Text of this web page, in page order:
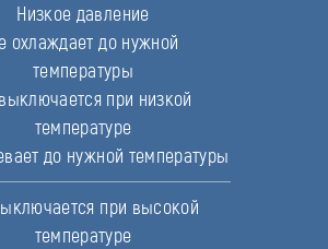
Низкое давление
охлаждает до нужной
температуры
при низкой
температуре
до нужной температуры
при высокой
температуре